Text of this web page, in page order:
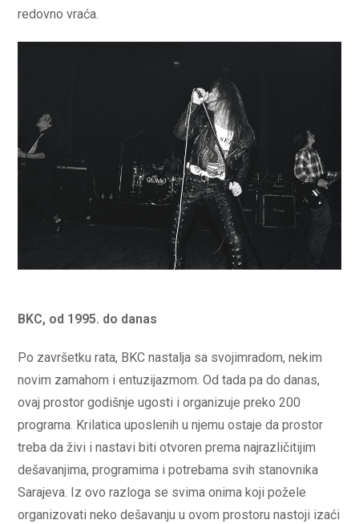
redovno vraća.
BKC, od 1995. do danas
Po završetku rata, BKC nastalja sa svojimradom, nekim
novim zamahom i entuzijazmom. Od tada pa do danas,
ovaj prostor godišnje ugosti i organizuje preko 200
programa. Krilatica uposlenih u njemu ostaje da prostor
treba da živi i nastavi biti otvoren prema najrazličitijim
dešavanjima, programima i potrebama svih stanovnika
Sarajeva. Iz ovo razloga se svima onima koji požele
organizovati neko dešavanju u ovom prostoru nastoji izaći